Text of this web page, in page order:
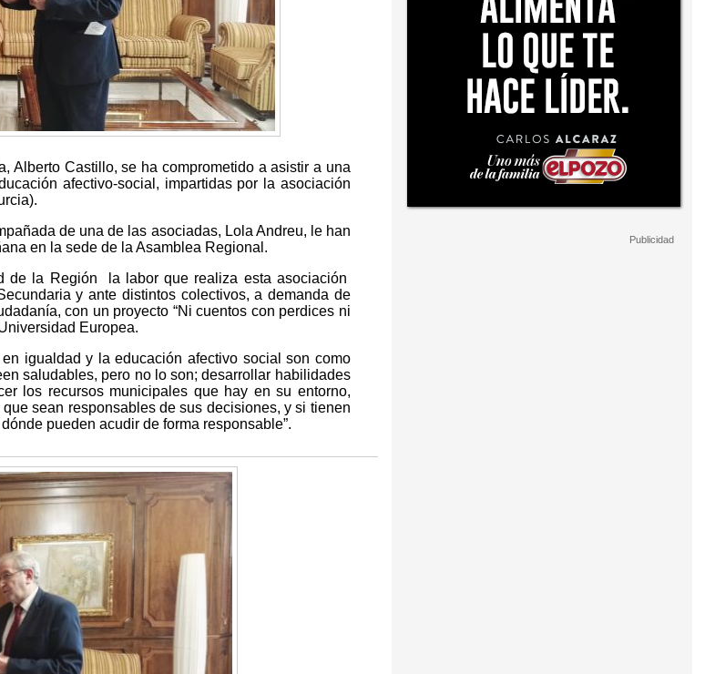
Alberto Castillo, se ha comprometido a asistir a una
afectivo-social, impartidas por la asociación
de una de las asociadas, Lola Andreu, le han
en la sede de la Asamblea Regional.
de la Región la labor que realiza esta asociación
y ante distintos colectivos, a demanda de
con un proyecto “Ni cuentos con perdices ni
Europea.
igualdad y la educación afectivo social son como
saludables, pero no lo son; desarrollar habilidades
los recursos municipales que hay en su entorno,
sean responsables de sus decisiones, y si tienen
pueden acudir de forma responsable”.